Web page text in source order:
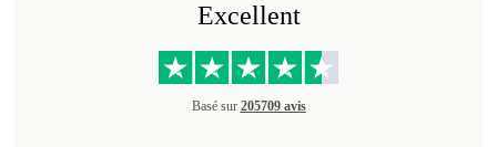
Excellent
Basé sur 205709 avis